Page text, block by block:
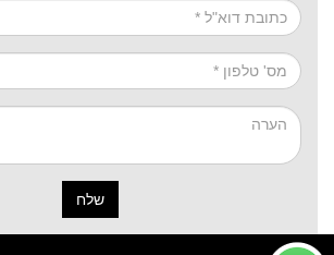
שלח